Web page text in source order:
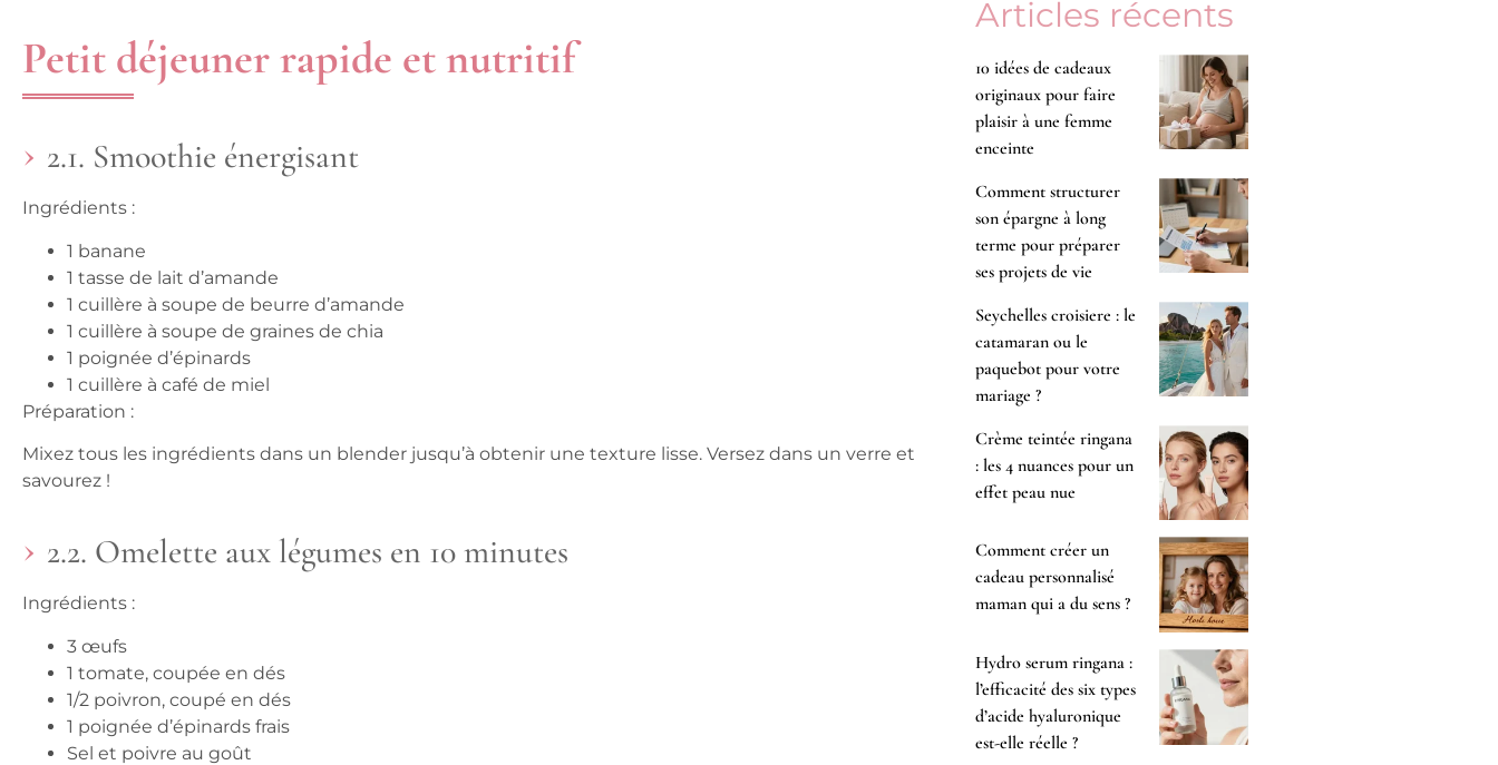
Petit déjeuner rapide et nutritif
2.1. Smoothie énergisant
Ingrédients :
1 banane
1 tasse de lait d’amande
1 cuillère à soupe de beurre d’amande
1 cuillère à soupe de graines de chia
1 poignée d’épinards
1 cuillère à café de miel
Préparation :
Mixez tous les ingrédients dans un blender jusqu’à obtenir une texture lisse. Versez dans un verre et
savourez !
2.2. Omelette aux légumes en 10 minutes
Ingrédients :
3 œufs
1 tomate, coupée en dés
1/2 poivron, coupé en dés
1 poignée d’épinards frais
Sel et poivre au goût
Articles récents
10 idées de cadeaux
originaux pour faire
plaisir à une femme
enceinte
Comment structurer
son épargne à long
terme pour préparer
ses projets de vie
Seychelles croisiere : le
catamaran ou le
paquebot pour votre
mariage ?
Crème teintée ringana
: les 4 nuances pour un
effet peau nue
Comment créer un
cadeau personnalisé
maman qui a du sens ?
Hydro serum ringana :
l’efficacité des six types
d’acide hyaluronique
est-elle réelle ?